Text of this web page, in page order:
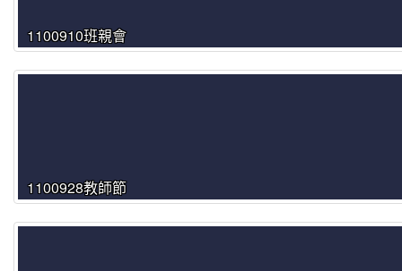
1100910班親會
1100928教師節